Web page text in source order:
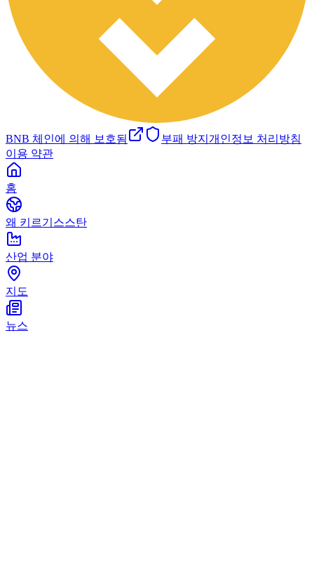
BNB 체인에 의해 보호됨 부패 방지 개인정보 처리방침
이용 약관
홈
왜 키르기스스탄
산업 분야
지도
뉴스